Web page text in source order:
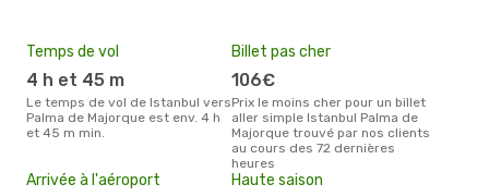
IST- PMI
Turkish Airlines
PMI - IST
Temps de vol
4 h et 45 m
Le temps de vol de Istanbul vers
Palma de Majorque est env. 4 h
et 45 m min.
Billet pas cher
106€
Prix le moins cher pour un billet
aller simple Istanbul Palma de
Majorque trouvé par nos clients
au cours des 72 dernières
heures
Arrivée à l'aéroport Haute saison